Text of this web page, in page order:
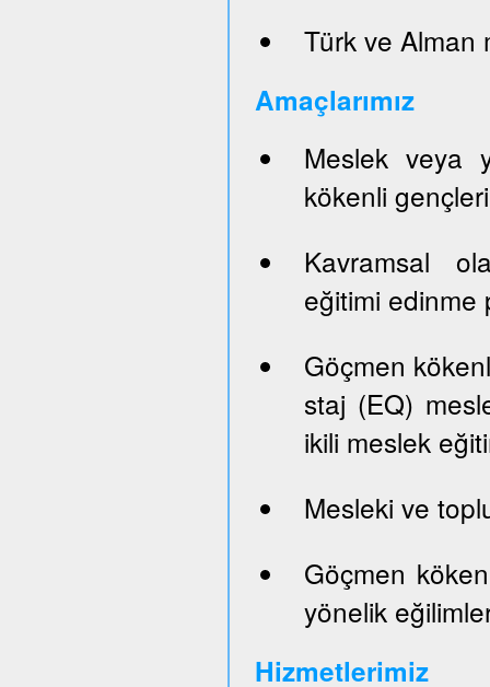
Türk ve Alman
Amaçlarımız
Meslek veya
kökenli
Kavramsal
eğitimi edinme
Göçmen
staj (EQ)
ikili meslek
Mesleki ve
Göçmen
yönelik
Hizmetlerimiz